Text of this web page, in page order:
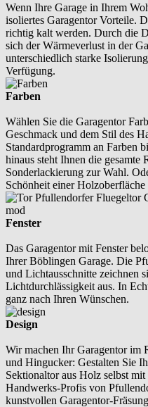
Wenn Ihre Garage in Ihrem
isoliertes Garagentor Vorteile.
richtig kalt werden. Durch die
sich der Wärmeverlust in der
unterschiedlich starke
Verfügung.
Farben
Wählen Sie die Garagentor
Geschmack und dem Stil des
Standardprogramm an Farben
hinaus steht Ihnen die gesamte
Sonderlackierung zur Wahl.
Schönheit einer
Fenster
Das Garagentor mit Fenster
Ihrer Böblingen Garage. Die
und Lichtausschnitte zeichnen
Lichtdurchlässigkeit aus. In
ganz nach Ihren Wünschen.
Design
Wir machen Ihr Garagentor im
und Hingucker: Gestalten Sie
Sektionaltor aus Holz selbst
Handwerks-Profis von
kunstvollen Garagentor-